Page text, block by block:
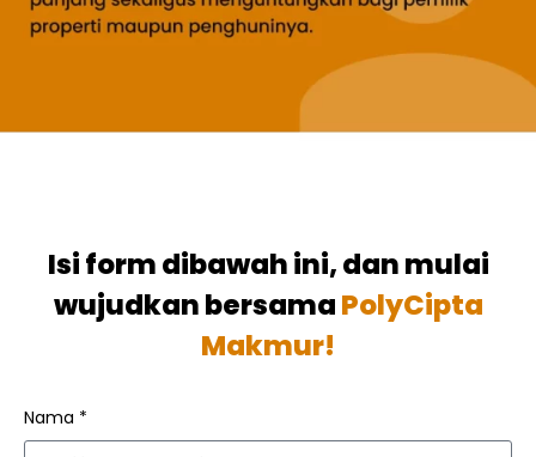
Isi form dibawah ini, dan mulai
wujudkan bersamaPolyCipta
Makmur!
Nama *